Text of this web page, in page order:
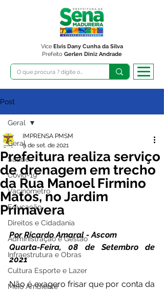
Prefeito Gerlen Diniz Andrade
Vice Elvis Dany Cunha da Silva
Post
Geral
Saúde
Covid-19
Vacinômetro
Educação
Direitos e Cidadania
Administração e Gestão
Infraestrutura e Obras
Cultura Esporte e Lazer
Meio Ambiente
Geral
Prefeitura realiza serviço
de drenagem em trecho
da Rua Manoel Firmino
Matos, no Jardim
Primavera
IMPRENSA PMSM
9 de set. de 2021
Por Ricardo Amaral - Ascom
Quarta-Feira, 08 de Setembro de
2021
Não é exagero frisar que por conta da